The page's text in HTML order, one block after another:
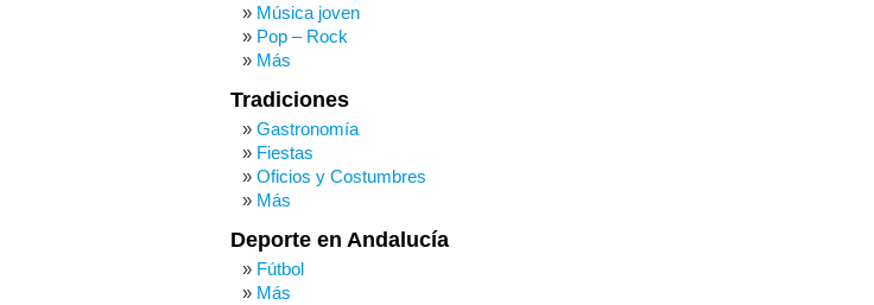
Música joven
Pop – Rock
Más
Tradiciones
Gastronomía
Fiestas
Oficios y Costumbres
Más
Deporte en Andalucía
Fútbol
Más